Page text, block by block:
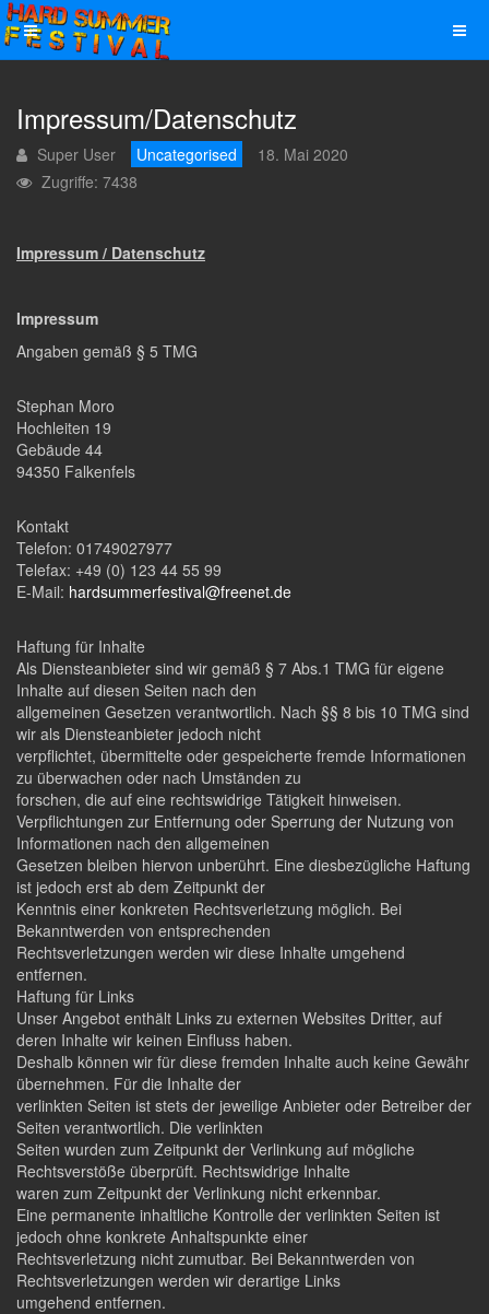
Impressum/Datenschutz
Super User Uncategorised
18. Mai 2020
Zugriffe: 7438
Impressum / Datenschutz
Impressum
Angaben gemäß § 5 TMG
Stephan Moro
Hochleiten 19
Gebäude 44
94350 Falkenfels
Kontakt
Telefon: 01749027977
Telefax: +49 (0) 123 44 55 99
E-Mail: hardsummerfestival@freenet.de
Haftung für Inhalte
Als Diensteanbieter sind wir gemäß § 7 Abs.1 TMG für eigene
Inhalte auf diesen Seiten nach den
allgemeinen Gesetzen verantwortlich. Nach §§ 8 bis 10 TMG sind
wir als Diensteanbieter jedoch nicht
verpflichtet, übermittelte oder gespeicherte fremde Informationen
zu überwachen oder nach Umständen zu
forschen, die auf eine rechtswidrige Tätigkeit hinweisen.
Verpflichtungen zur Entfernung oder Sperrung der Nutzung von
Informationen nach den allgemeinen
Gesetzen bleiben hiervon unberührt. Eine diesbezügliche Haftung
ist jedoch erst ab dem Zeitpunkt der
Kenntnis einer konkreten Rechtsverletzung möglich. Bei
Bekanntwerden von entsprechenden
Rechtsverletzungen werden wir diese Inhalte umgehend
entfernen.
Haftung für Links
Unser Angebot enthält Links zu externen Websites Dritter, auf
deren Inhalte wir keinen Einfluss haben.
Deshalb können wir für diese fremden Inhalte auch keine Gewähr
übernehmen. Für die Inhalte der
verlinkten Seiten ist stets der jeweilige Anbieter oder Betreiber der
Seiten verantwortlich. Die verlinkten
Seiten wurden zum Zeitpunkt der Verlinkung auf mögliche
Rechtsverstöße überprüft. Rechtswidrige Inhalte
waren zum Zeitpunkt der Verlinkung nicht erkennbar.
Eine permanente inhaltliche Kontrolle der verlinkten Seiten ist
jedoch ohne konkrete Anhaltspunkte einer
Rechtsverletzung nicht zumutbar. Bei Bekanntwerden von
Rechtsverletzungen werden wir derartige Links
umgehend entfernen.